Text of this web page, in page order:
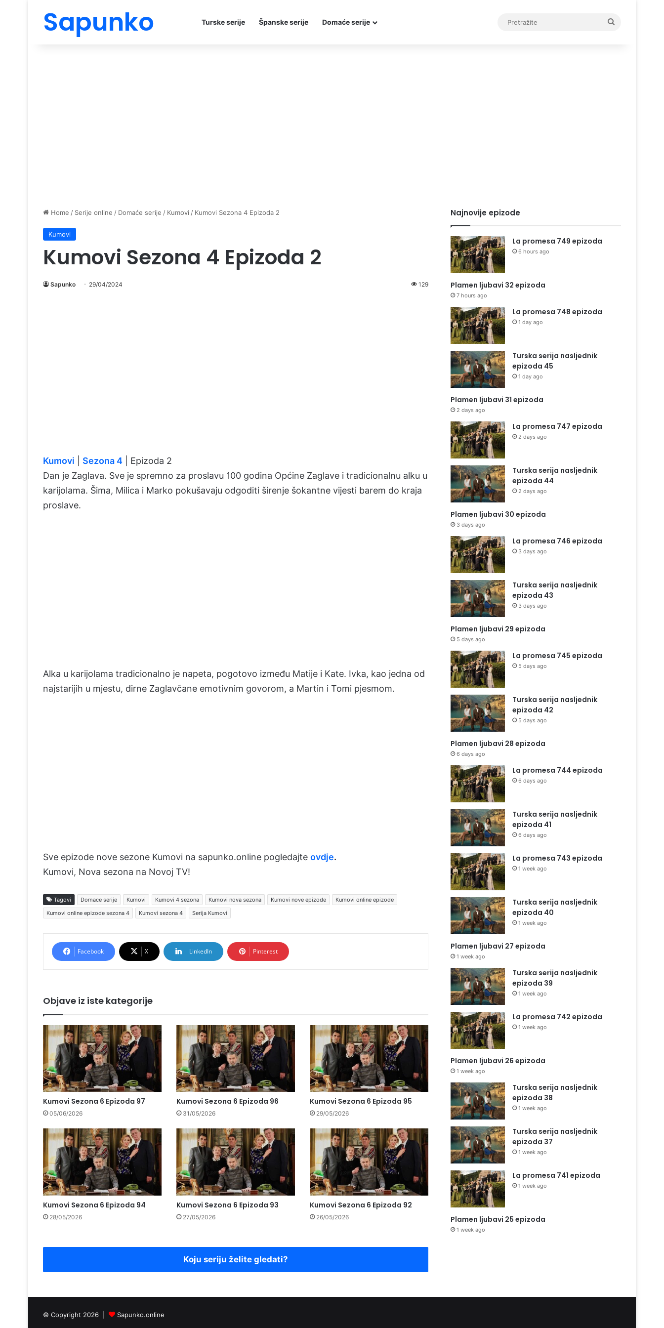
Sapunko Turske serije Španske serije Domaće serije
Home / Serije online / Domaće serije / Kumovi / Kumovi Sezona 4 Epizoda 2
Kumovi
Kumovi Sezona 4 Epizoda 2
Sapunko 29/04/2024 129
Kumovi Sezona 4 | Epizoda 2
Dan je Zaglava. Sve je spremno za proslavu 100 godina Općine Zaglave i tradicionalnu alku u
karijolama. Šima, Milica i Marko pokušavaju odgoditi širenje šokantne vijesti barem do kraja
proslave.
Alka u karijolama tradicionalno je napeta, pogotovo između Matije i Kate. Ivka, kao jedna od
najstarijih u mjestu, dirne Zaglavčane emotivnim govorom, a Martin i Tomi pjesmom.
Sve epizode nove sezone Kumovi na sapunko.online pogledajte ovdje.
Kumovi, Nova sezona na Novoj TV!
Tagovi Domace serije Kumovi Kumovi 4 sezona Kumovi nova sezona Kumovi nove epizode
Kumovi online epizode
Kumovi online epizode sezona 4
Kumovi sezona 4 Serija Kumovi
Facebook X LinkedIn Pinterest
Objave iz iste kategorije
Kumovi Sezona 6 Epizoda 97
05/06/2026
Kumovi Sezona 6 Epizoda 96
31/05/2026
Kumovi Sezona 6 Epizoda 95
29/05/2026
Kumovi Sezona 6 Epizoda 94
28/05/2026
Kumovi Sezona 6 Epizoda 93
27/05/2026
Kumovi Sezona 6 Epizoda 92
26/05/2026
Koju seriju želite gledati?
Najnovije epizode
La promesa 749 epizoda
6 hours ago
Plamen ljubavi 32 epizoda
7 hours ago
La promesa 748 epizoda
1 day ago
Turska serija nasljednik
epizoda 45
1 day ago
Plamen ljubavi 31 epizoda
2 days ago
La promesa 747 epizoda
2 days ago
Turska serija nasljednik
epizoda 44
2 days ago
Plamen ljubavi 30 epizoda
3 days ago
La promesa 746 epizoda
3 days ago
Turska serija nasljednik
epizoda 43
3 days ago
Plamen ljubavi 29 epizoda
5 days ago
La promesa 745 epizoda
5 days ago
Turska serija nasljednik
epizoda 42
5 days ago
Plamen ljubavi 28 epizoda
6 days ago
La promesa 744 epizoda
6 days ago
Turska serija nasljednik
epizoda 41
6 days ago
La promesa 743 epizoda
1 week ago
Turska serija nasljednik
epizoda 40
1 week ago
Plamen ljubavi 27 epizoda
1 week ago
Turska serija nasljednik
epizoda 39
1 week ago
La promesa 742 epizoda
1 week ago
Plamen ljubavi 26 epizoda
1 week ago
Turska serija nasljednik
epizoda 38
1 week ago
Turska serija nasljednik
epizoda 37
1 week ago
La promesa 741 epizoda
1 week ago
Plamen ljubavi 25 epizoda
1 week ago
© Copyright 2026 | Sapunko.online